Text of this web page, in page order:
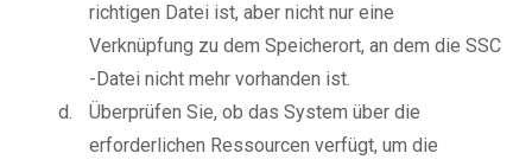
richtigen Datei ist, aber nicht nur eine
Verknüpfung zu dem Speicherort, an dem die SSC
-Datei nicht mehr vorhanden ist.
Überprüfen Sie, ob das System über die
erforderlichen Ressourcen verfügt, um die